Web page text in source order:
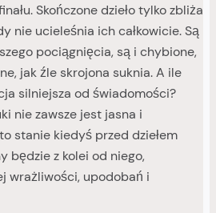
Skończone dzieło tylko zbliża
nie ucieleśnia ich całkowicie. Są
pociągnięcia, są i chybione,
jak źle skrojona suknia. A ile
silniejsza od świadomości?
nie zawsze jest jasna i
stanie kiedyś przed dziełem
będzie z kolei od niego,
wrażliwości, upodobań i